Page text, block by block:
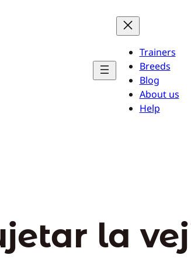
Trainers
Breeds
Blog
About us
Help
la